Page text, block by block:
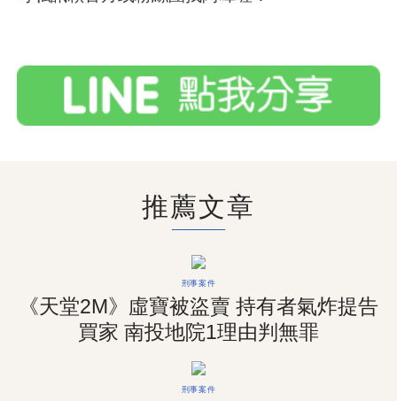
推薦文章
刑事案件
《天堂2M》虛寶被盜賣 持有者氣炸提告
買家 南投地院1理由判無罪
刑事案件